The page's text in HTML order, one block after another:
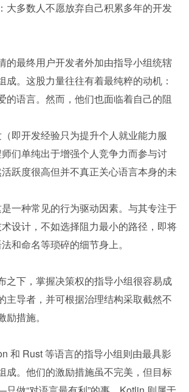
大多数人不愿放弃自己积累多年的开发
的最终用户开发者外加由指导小组统辖
成。这股力量往往有着最纯粹的动机：
的语言。然而，他们也面临着自己的阻
即开发经验只为提升个人就业能力服
们单纯出于增强个人竞争力而参与讨
跃度很高但并不真正关心语言本身的未
一种常见的行为驱动因素。与其专注于
设计，不如选择阻力最小的路径，即将
和命名等琐碎的细节身上。
之下，掌握决策权的指导小组很容易成
主导者，并可根据治理结构采取截然不
措施。
和 Rust 等语言的指导小组则由最具影
成。他们的激励措施虽不完美，但目标